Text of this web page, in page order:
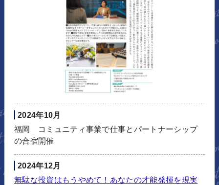
2024年10月
福岡 コミュニティ事業で仕事とパートナーシップ
の合宿開催
2024年12月
無駄な投資はもうやめて！あなたの才能発揮を現実